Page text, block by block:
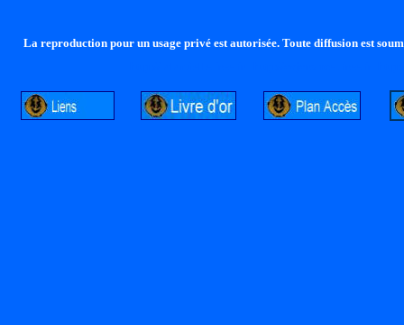
La reproduction pour un usage privé est autorisée. Toute diffusion est